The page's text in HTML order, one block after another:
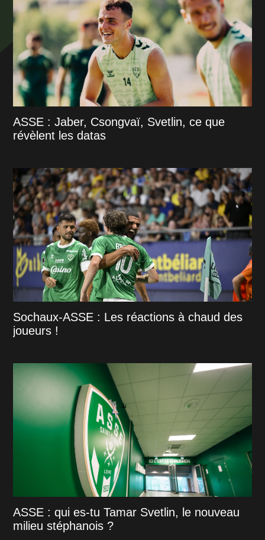
ASSE : Jaber, Csongvaï, Svetlin, ce que
révèlent les datas
Sochaux-ASSE : Les réactions à chaud des
joueurs !
ASSE : qui es-tu Tamar Svetlin, le nouveau
milieu stéphanois ?